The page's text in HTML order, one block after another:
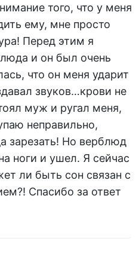
того, что у меня
ему, мне просто
Перед этим я
и он был очень
что он меня ударит
звуков…крови не
муж и ругал меня,
неправильно,
зарезать! Но верблюд
ноги и ушел. Я сейчас
ли быть сон связан с
Спасибо за ответ